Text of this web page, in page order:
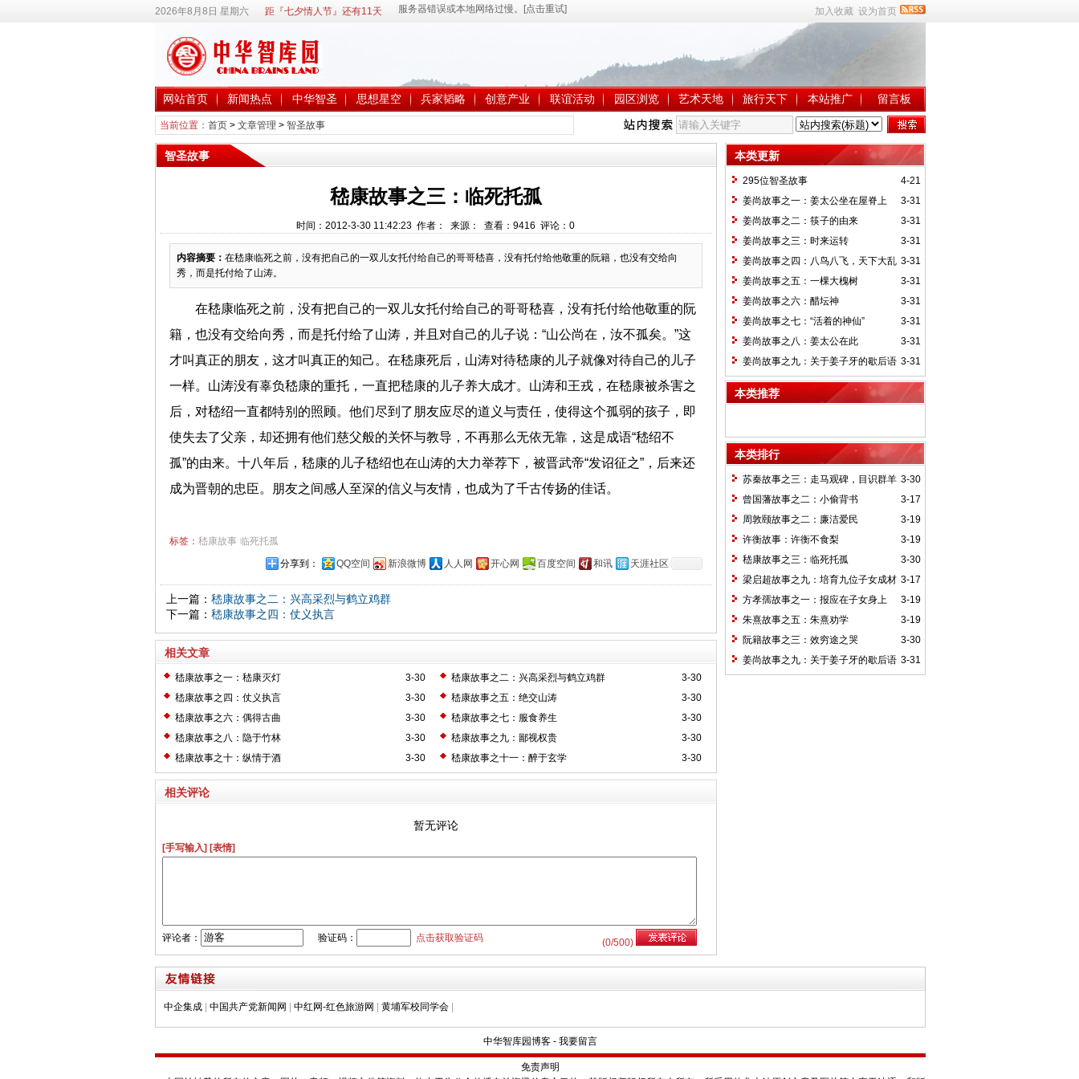
2026年8月8日 星期六 距『七夕情人节』还有11天 加入收藏 设为首页
网站首页 新闻热点 中华智圣 思想星空 兵家韬略 创意产业 联谊活动 园区浏览 艺术天地 旅行天下 本站推广 留言板
当前位置： 首页> 文章管理 > 智圣故事
智圣故事
嵇康故事之三：临死托孤
时间：2012-3-30 11:42:23 作者： 来源： 查看： 9416 评论： 0
内容摘要： 在嵇康临死之前，没有把自己的一双儿女托付给自己的哥哥嵇喜，没有托付给他敬重的阮籍，也没有交给向
秀，而是托付给了山涛。
在嵇康临死之前，没有把自己的一双儿女托付给自己的哥哥嵇喜，没有托付给他敬重的阮
籍，也没有交给向秀，而是托付给了山涛，并且对自己的儿子说：“山公尚在，汝不孤矣。”这
才叫真正的朋友，这才叫真正的知己。在嵇康死后，山涛对待嵇康的儿子就像对待自己的儿子
一样。山涛没有辜负嵇康的重托，一直把嵇康的儿子养大成才。山涛和王戎，在嵇康被杀害之
后，对嵇绍一直都特别的照顾。他们尽到了朋友应尽的道义与责任，使得这个孤弱的孩子，即
使失去了父亲，却还拥有他们慈父般的关怀与教导，不再那么无依无靠，这是成语“嵇绍不
孤”的由来。十八年后，嵇康的儿子嵇绍也在山涛的大力举荐下，被晋武帝“发诏征之”，后来还
成为晋朝的忠臣。朋友之间感人至深的信义与友情，也成为了千古传扬的佳话。
标签： 嵇康故事 临死托孤
分享到：
QQ空间 新浪微博 人人网 开心网 百度空间 和讯 天涯社区
上一篇： 嵇康故事之二：兴高采烈与鹤立鸡群
下一篇： 嵇康故事之四：仗义执言
相关文章
3-30
嵇康故事之一：嵇康灭灯 3-30
嵇康故事之二：兴高采烈与鹤立鸡群
3-30
嵇康故事之四：仗义执言 3-30
嵇康故事之五：绝交山涛
3-30
嵇康故事之六：偶得古曲 3-30
嵇康故事之七：服食养生
3-30
嵇康故事之八：隐于竹林 3-30
嵇康故事之九：鄙视权贵
3-30
嵇康故事之十：纵情于酒 3-30
嵇康故事之十一：醉于玄学
相关评论
暂无评论
[手写输入] [表情]
(0/500)
评论者： 验证码： 点击获取验证码
本类更新
4-21
295位智圣故事
3-31
姜尚故事之一：姜太公坐在屋脊上
3-31
姜尚故事之二：筷子的由来
3-31
姜尚故事之三：时来运转
3-31
姜尚故事之四：八鸟八飞，天下大乱
3-31
姜尚故事之五：一棵大槐树
3-31
姜尚故事之六：醋坛神
3-31
姜尚故事之七：“活着的神仙”
3-31
姜尚故事之八：姜太公在此
3-31
姜尚故事之九：关于姜子牙的歇后语
本类推荐
本类排行
3-30
苏秦故事之三：走马观碑，目识群羊
3-17
曾国藩故事之二：小偷背书
3-19
周敦颐故事之二：廉洁爱民
3-19
许衡故事：许衡不食梨
3-30
嵇康故事之三：临死托孤
3-17
梁启超故事之九：培育九位子女成材
的神奇“小妾”——王桂荃
3-19
方孝孺故事之一：报应在子女身上
3-19
朱熹故事之五：朱熹劝学
3-30
阮籍故事之三：效穷途之哭
3-31
姜尚故事之九：关于姜子牙的歇后语
中企集成 中国共产党新闻网 中红网-红色旅游网 黄埔军校同学会
中华智库园博客- 我要留言
免责声明